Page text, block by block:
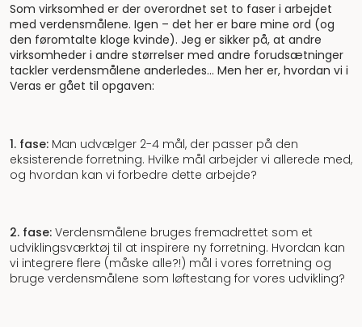
Som virksomhed er der overordnet set to faser i arbejdet
med verdensmålene. Igen – det her er bare mine ord (og
den føromtalte kloge kvinde). Jeg er sikker på, at andre
virksomheder i andre størrelser med andre forudsætninger
tackler verdensmålene anderledes… Men her er, hvordan vi i
Veras er gået til opgaven:
1. fase: Man udvælger 2-4 mål, der passer på den
eksisterende forretning. Hvilke mål arbejder vi allerede med,
og hvordan kan vi forbedre dette arbejde?
2. fase: Verdensmålene bruges fremadrettet som et
udviklingsværktøj til at inspirere ny forretning. Hvordan kan
vi integrere flere (måske alle?!) mål i vores forretning og
bruge verdensmålene som løftestang for vores udvikling?